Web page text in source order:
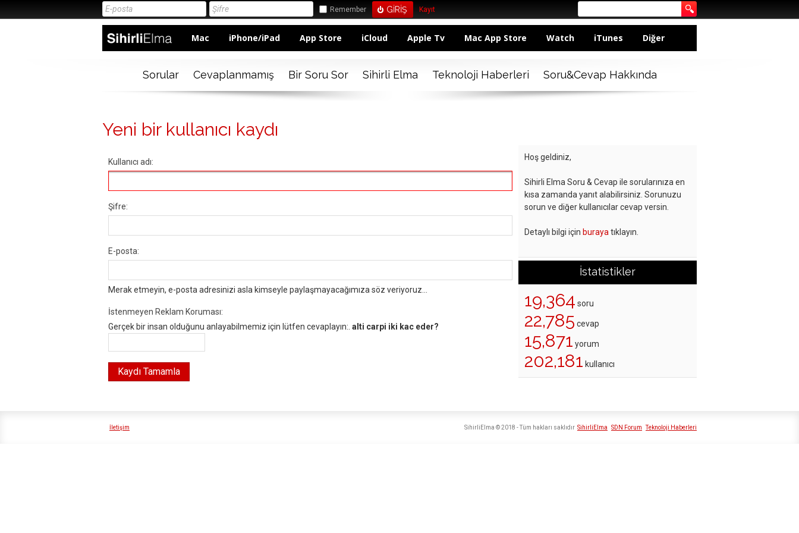
Remember Kayıt
Mac iPhone/iPad App Store iCloud Apple Tv Mac App Store Watch iTunes Diğer
Sorular Cevaplanmamış Bir Soru Sor Sihirli Elma Teknoloji Haberleri Soru&Cevap Hakkında
Yeni bir kullanıcı kaydı
Kullanıcı adı:
Şifre:
E-posta:
Merak etmeyin, e-posta adresinizi asla kimseyle paylaşmayacağımıza söz veriyoruz...
İstenmeyen Reklam Koruması:
Gerçek bir insan olduğunu anlayabilmemiz için lütfen cevaplayın:. alti carpi iki kac eder?
Hoş geldiniz,
Sihirli Elma Soru & Cevap ile sorularınıza en
kısa zamanda yanıt alabilirsiniz. Sorunuzu
sorun ve diğer kullanıcılar cevap versin.
Detaylı bilgi için buraya tıklayın.
İstatistikler
19,364 soru
22,785 cevap
15,871 yorum
202,181 kullanıcı
İletişim SihirliElma SDN Forum Teknoloji Haberleri
SihirliElma © 2018 - Tüm hakları saklıdır